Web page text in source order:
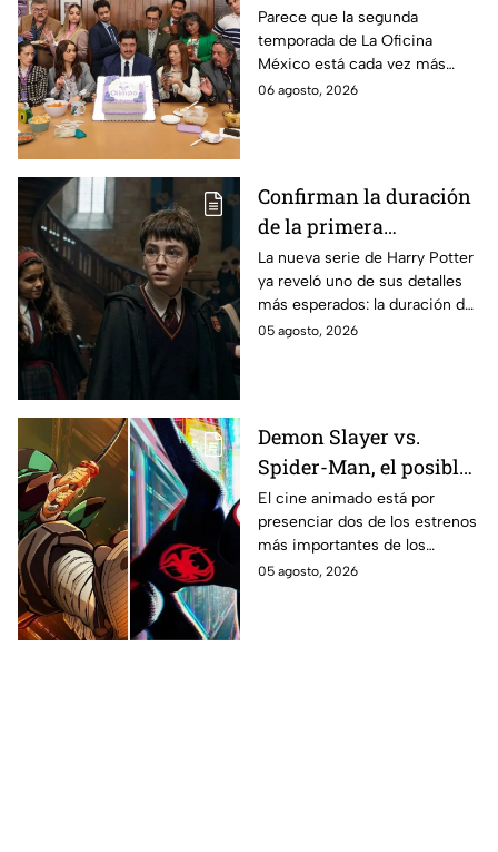
temporada 2 y un
detalle desata teorías
entre los fans
Parece que la segunda
temporada de La Oficina
México está cada vez más
cerca, pues el elenco ya se
06 agosto, 2026
Confirman la duración
de la primera
temporada de Harry
Potter y emocionará a
los fans de los libros
La nueva serie de Harry Potter
ya reveló uno de sus detalles
más esperados: la duración de
la primera temporada basada
05 agosto, 2026
Demon Slayer vs.
Spider-Man, el posible
gran enfrentamiento
en taquilla del 2027
El cine animado está por
presenciar dos de los estrenos
más importantes de los
últimos años.
05 agosto, 2026